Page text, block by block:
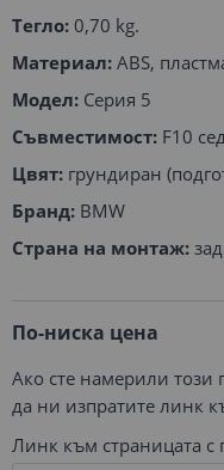
Тегло: 0,70 kg.
Материал: ABS,
Модел: Серия 5
Съвместимост: F10
Цвят: грундиран
Бранд: BMW
Страна на монтаж:
По-ниска цена
Ако сте намерили този
да ни изпратите линк
Линк към страницата с